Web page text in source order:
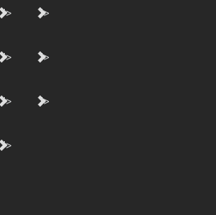
"> ">
"> ">
"> ">
">